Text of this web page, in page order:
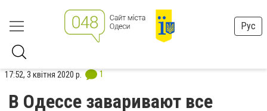
Рус
17:52, 3 квітня 2020 р. 1
В Одессе заваривают все